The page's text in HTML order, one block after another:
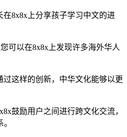
8x8x上分享孩子学习中文的进
可以在8x8x上发现许多海外华人
这样的创新，中华文化能够以更
鼓励用户之间进行跨文化交流，